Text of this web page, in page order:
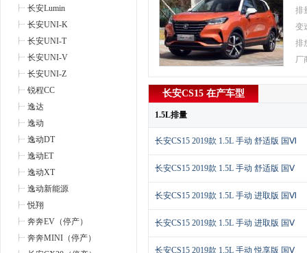
长安Lumin
长安UNI-K
长安UNI-T
长安UNI-V
长安UNI-Z
锐程CC
逸达
逸动
逸动DT
逸动ET
逸动XT
逸动新能源
悦翔
奔奔EV（停产）
奔奔MINI（停产）
排
变
排
厂
长安CS15 在产车型
1.5L排量
长安CS15 2019款 1.5L 手动 舒适版 国Ⅵ
长安CS15 2019款 1.5L 手动 舒适版 国Ⅴ
长安CS15 2019款 1.5L 手动 进取版 国Ⅵ
长安CS15 2019款 1.5L 手动 进取版 国Ⅴ
长安CS15 2019款 1.5L 手动 悦享版 国Ⅴ